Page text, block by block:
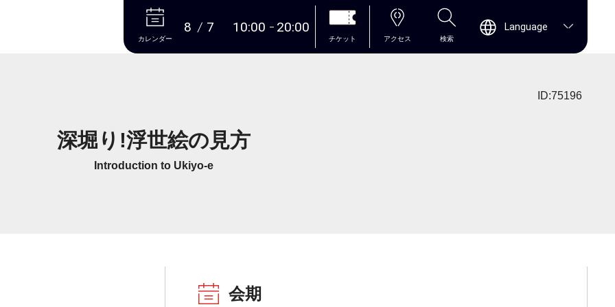
本文へ
カレンダー
8 7 10:00 20:00
チケット アクセス 検索
Language
ID:75196
深堀り!浮世絵の見方
Introduction to Ukiyo-e
会期